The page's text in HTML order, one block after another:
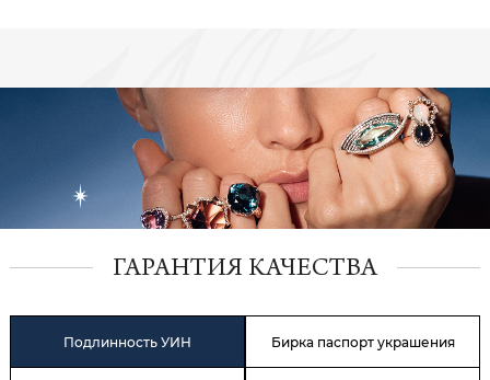
ГАРАНТИЯ КАЧЕСТВА
Подлинность УИН Бирка паспорт украшения